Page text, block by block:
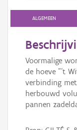
ALGEMEEN
Voormalige
de hoeve "'t
verbinding
herbouwd
pannen